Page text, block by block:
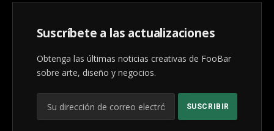
Suscríbete a las actualizaciones
Obtenga las últimas noticias creativas de FooBar
sobre arte, diseño y negocios.